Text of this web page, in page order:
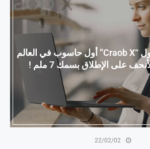
الحاسوب المحمول “Craob X” أول حاسوب في العالم
على الإطلاق بسمك 7 ملم !
22/02/02